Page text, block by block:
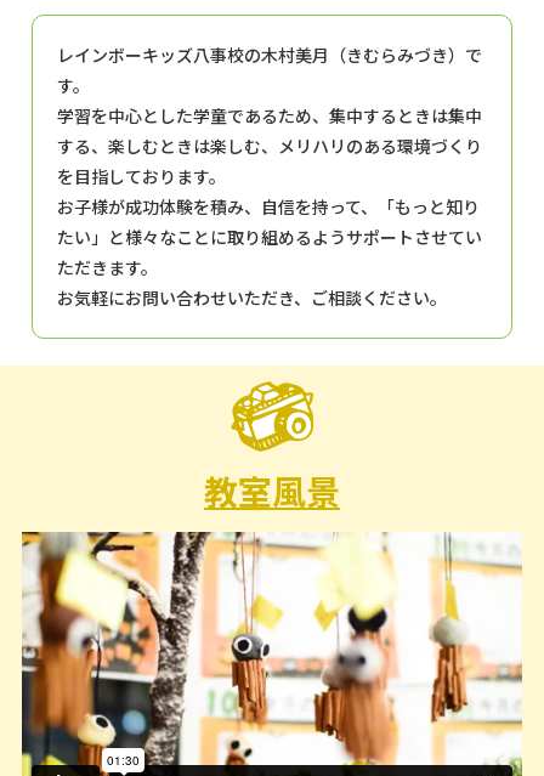
レインボーキッズ八事校の木村美月（きむらみづき）で
す。
学習を中心とした学童であるため、集中するときは集中
する、楽しむときは楽しむ、メリハリのある環境づくり
を目指しております。
お子様が成功体験を積み、自信を持って、「もっと知り
たい」と様々なことに取り組めるようサポートさせてい
ただきます。
お気軽にお問い合わせいただき、ご相談ください。
教室風景